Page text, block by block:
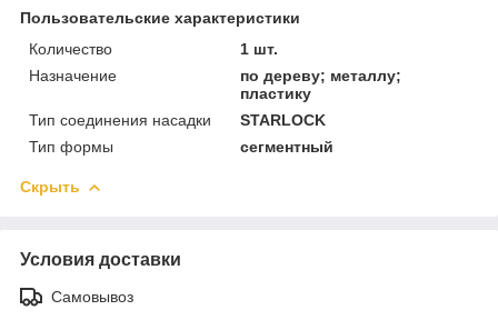
Пользовательские характеристики
Количество
1 шт.
Назначение
по дереву; металлу;
пластику
Тип соединения насадки
STARLOCK
Тип формы
сегментный
Скрыть
Условия доставки
Самовывоз